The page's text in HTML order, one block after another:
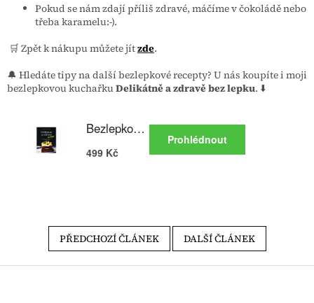
Pokud se nám zdají příliš zdravé, máčíme v čokoládě nebo
třeba karamelu:-).
🛒 Zpět k nákupu můžete jítzde.
🔔 Hledáte tipy na další bezlepkové recepty? U nás koupíte i moji
bezlepkovou kuchařkuDelikátně a zdravě bez lepku. ⬇️
PŘEDCHOZÍ ČLÁNEK DALŠÍ ČLÁNEK
Zápatí